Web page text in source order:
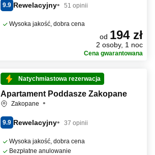
9.9 Rewelacyjny 51 opinii
Wysoka jakość, dobra cena
od 194 zł
2 osoby, 1 noc
Cena gwarantowana
Natychmiastowa rezerwacja
Apartament Poddasze Zakopane
Zakopane
9.9 Rewelacyjny 37 opinii
Wysoka jakość, dobra cena
Bezpłatne anulowanie